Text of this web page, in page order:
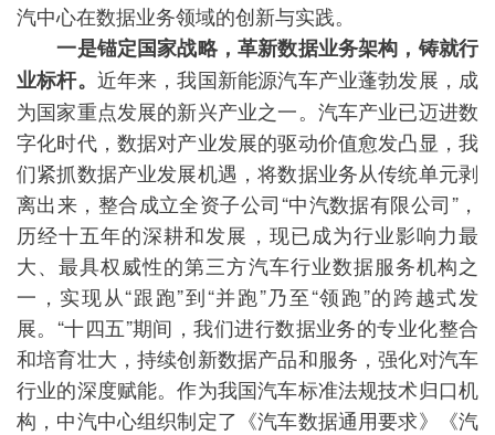
汽中心在数据业务领域的创新与实践。
一是锚定国家战略，革新数据业务架构，铸就行
业标杆。 近年来，我国新能源汽车产业蓬勃发展，成
为国家重点发展的新兴产业之一。汽车产业已迈进数
字化时代，数据对产业发展的驱动价值愈发凸显，我
们紧抓数据产业发展机遇，将数据业务从传统单元剥
离出来，整合成立全资子公司“中汽数据有限公司”，
历经十五年的深耕和发展，现已成为行业影响力最
大、最具权威性的第三方汽车行业数据服务机构之
一，实现从“跟跑”到“并跑”乃至“领跑”的跨越式发
展。“十四五”期间，我们进行数据业务的专业化整合
和培育壮大，持续创新数据产品和服务，强化对汽车
行业的深度赋能。作为我国汽车标准法规技术归口机
构，中汽中心组织制定了《汽车数据通用要求》《汽